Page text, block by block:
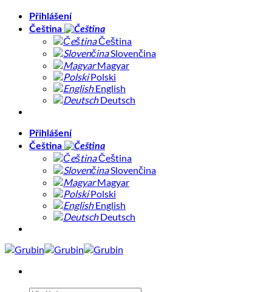
PřeskočitPřihlášení
Čeština
Čeština
Slovenčina
Magyar
Polski
English
Deutsch
Přihlášení
Čeština
Čeština
Slovenčina
Magyar
Polski
English
Deutsch